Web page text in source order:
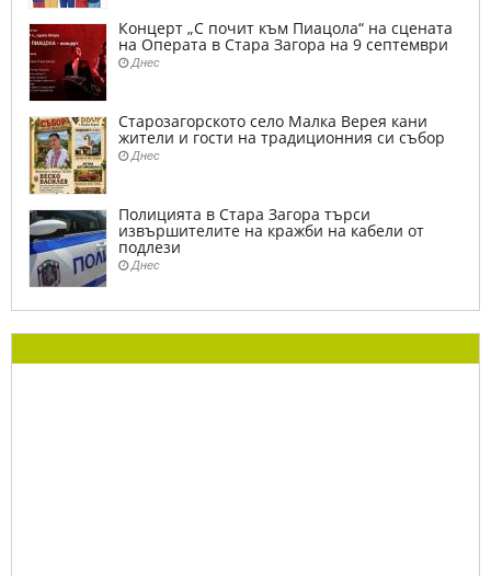
Концерт „С почит към Пиацола“ на сцената
на Операта в Стара Загора на 9 септември
Днес
Старозагорското село Малка Верея кани
жители и гости на традиционния си събор
Днес
Полицията в Стара Загора търси
извършителите на кражби на кабели от
подлези
Днес